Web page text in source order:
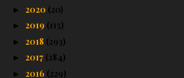
► 2020 (20)
► 2019 (115)
► 2018 (293)
► 2017 (284)
► 2016 (229)